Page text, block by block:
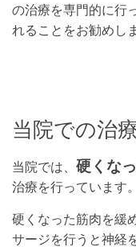
の治療を専門的に行
れることをお勧めしま
当院での治
当院では、 硬くな
治療を行っています。
硬くなった筋肉を緩
サージを行うと神経